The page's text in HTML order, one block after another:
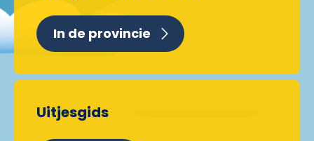
In de provincie
Uitjesgids